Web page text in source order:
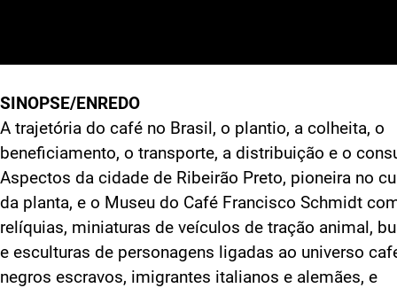
SINOPSE/ENREDO
A trajetória do café no Brasil, o plantio, a colheita, o
beneficiamento, o transporte, a distribuição e o
Aspectos da cidade de Ribeirão Preto, pioneira no
da planta, e o Museu do Café Francisco Schmidt
relíquias, miniaturas de veículos de tração animal,
e esculturas de personagens ligadas ao universo
negros escravos, imigrantes italianos e alemães, e